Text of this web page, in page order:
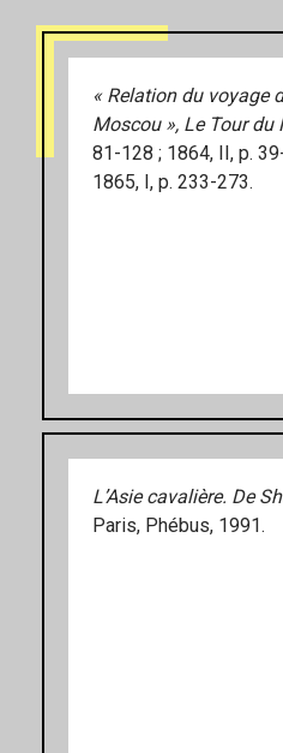
« Relation du voyage
Moscou », Le Tour du
81-128 ; 1864, II, p.
1865, I, p. 233-273.
L’Asie cavalière. De
Paris, Phébus, 1991.